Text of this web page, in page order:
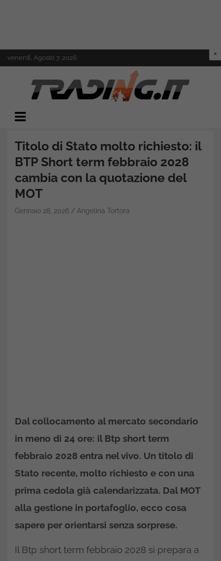
to
venerdì, Agosto 7, 2026
Trading.it
Titolo di Stato molto richiesto: il
BTP Short term febbraio 2028
cambia con la quotazione del
MOT
Gennaio 28, 2026 Angelina Tortora
Dal collocamento al mercato secondario
in meno di 24 ore: il Btp short term
febbraio 2028 entra nel vivo. Un titolo di
Stato recente, molto richiesto e con una
prima cedola già calendarizzata. Dal MOT
alla gestione in portafoglio, ecco cosa
sapere per orientarsi senza sorprese.
Il Btp short term febbraio 2028 si prepara a